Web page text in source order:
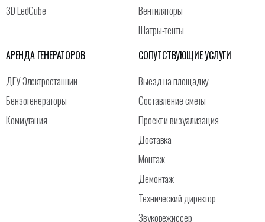
3D LedCube
Вентиляторы
Шатры-тенты
АРЕНДА ГЕНЕРАТОРОВ
ДГУ Электростанции
Бензогенераторы
Коммутация
СОПУТСТВУЮЩИЕ УСЛУГИ
Выезд на площадку
Составление сметы
Проект и визуализация
Доставка
Монтаж
Демонтаж
Технический директор
Звукорежиссёр